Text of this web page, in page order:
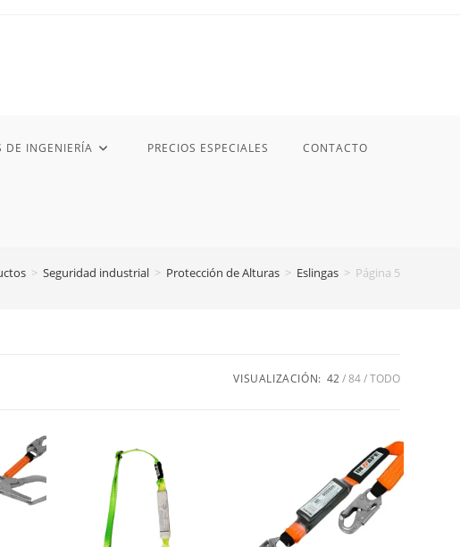
DE INGENIERÍA PRECIOS ESPECIALES CONTACTO
> Seguridad industrial > Protección de Alturas > Eslingas > Página 5
VISUALIZACIÓN: 42 84 TODO